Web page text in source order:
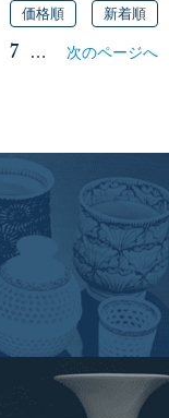
価格順 新着順
7 … 次のページへ